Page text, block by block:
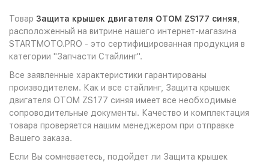
Товар Защита крышек двигателя OTOM ZS177 синяя
расположенный на витрине нашего интернет-магазина
STARTMOTO.PRO - это сертифицированная продукция в
категории "Запчасти Стайлинг".
Все заявленные характеристики гарантированы
производителем. Как и все стайлинг, Защита крышек
двигателя OTOM ZS177 синяя имеет все необходимые
сопроводительные документы. Качество и комплектация
товара проверяется нашим менеджером при отправке
Вашего заказа.
Если Вы сомневаетесь, подойдет ли Защита крышек